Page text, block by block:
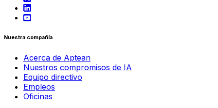
Nuestra compañía
Acerca de Aptean
Nuestros compromisos de IA
Equipo directivo
Empleos
Oficinas